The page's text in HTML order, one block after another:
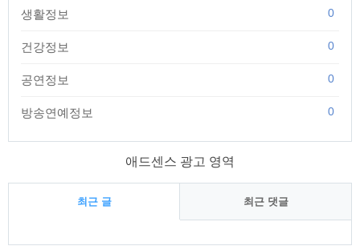
생활정보 0
건강정보 0
공연정보 0
방송연예정보 0
애드센스 광고 영역
최근 글 최근 댓글
최